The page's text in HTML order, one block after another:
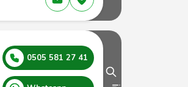
0505 581 27 41